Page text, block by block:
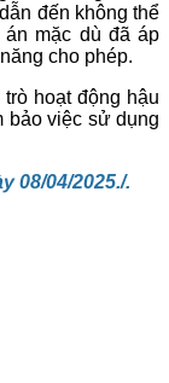
đến không thể
mặc dù đã áp
cho phép.
hoạt động hậu
bảo việc sử dụng
08/04/2025./.